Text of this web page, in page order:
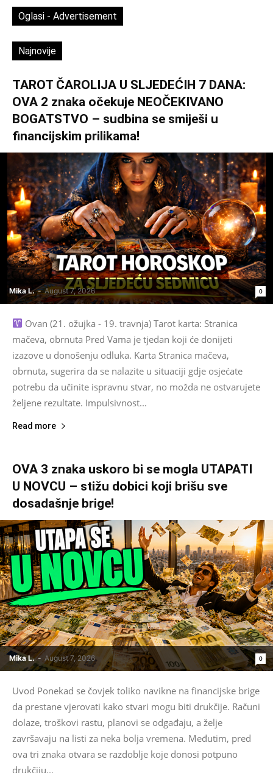
Oglasi - Advertisement
Najnovije
TAROT ČAROLIJA U SLJEDEĆIH 7 DANA:
OVA 2 znaka očekuje NEOČEKIVANO
BOGATSTVO – sudbina se smiješi u
financijskim prilikama!
Mika L. - August 7, 2026 0
Ovan (21. ožujka - 19. travnja) Tarot karta: Stranica
mačeva, obrnuta Pred Vama je tjedan koji će donijeti
izazove u donošenju odluka. Karta Stranica mačeva,
obrnuta, sugerira da se nalazite u situaciji gdje osjećate
potrebu da učinite ispravnu stvar, no možda ne ostvarujete
željene rezultate. Impulsivnost...
Read more
OVA 3 znaka uskoro bi se mogla UTAPATI
U NOVCU – stižu dobici koji brišu sve
dosadašnje brige!
Mika L. - August 7, 2026 0
Uvod Ponekad se čovjek toliko navikne na financijske brige
da prestane vjerovati kako stvari mogu biti drukčije. Računi
dolaze, troškovi rastu, planovi se odgađaju, a želje
završavaju na listi za neka bolja vremena. Međutim, pred
ova tri znaka otvara se razdoblje koje donosi potpuno
drukčiju...